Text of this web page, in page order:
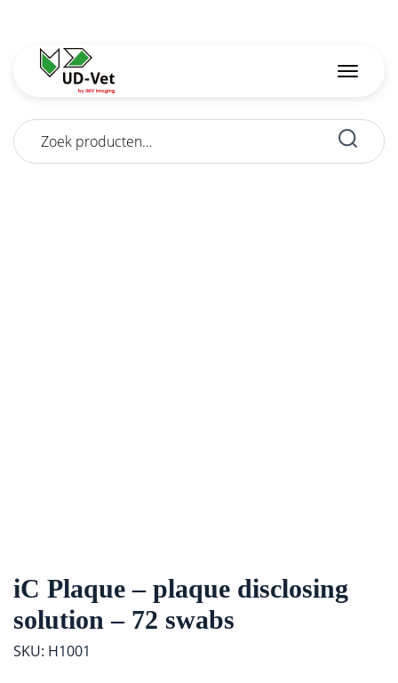
Zoeken
naar:
iC Plaque – plaque disclosing
solution – 72 swabs
SKU: H1001